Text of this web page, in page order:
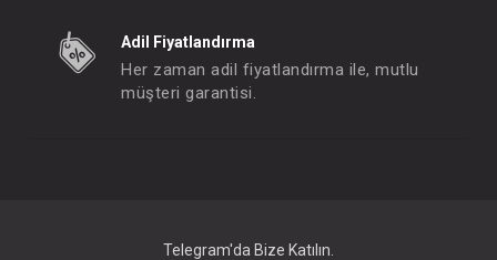
Adil Fiyatlandırma
Her zaman adil fiyatlandırma ile, mutlu
müşteri garantisi.
Telegram'da Bize Katılın.